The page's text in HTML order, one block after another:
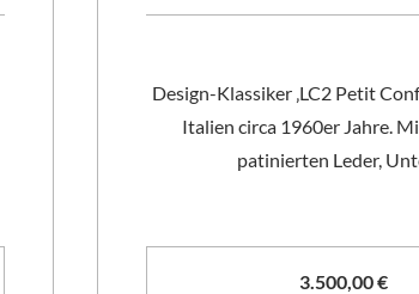
Design-Klassiker ‚LC2 Petit
Italien circa 1960er Jahre.
patinierten Leder,
3.500,00€